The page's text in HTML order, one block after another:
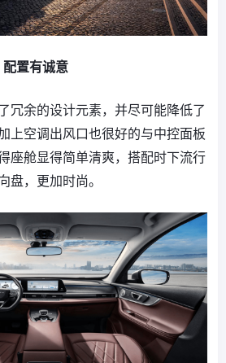
置有诚意
冗余的设计元素，并尽可能降低了
上空调出风口也很好的与中控面板
座舱显得简单清爽，搭配时下流行
盘，更加时尚。